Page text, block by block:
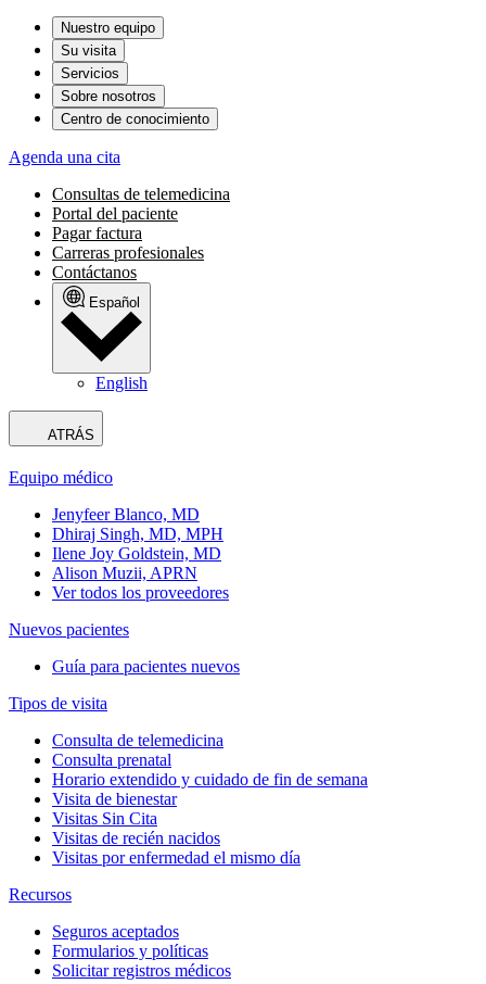
Nuestro equipo
Su visita
Servicios
Sobre nosotros
Centro de conocimiento
Agenda una cita
Consultas de telemedicina
Portal del paciente
Pagar factura
Carreras profesionales
Contáctanos
Español
English
ATRÁS
Equipo médico
Jenyfeer Blanco, MD
Dhiraj Singh, MD, MPH
Ilene Joy Goldstein, MD
Alison Muzii, APRN
Ver todos los proveedores
Nuevos pacientes
Guía para pacientes nuevos
Tipos de visita
Consulta de telemedicina
Consulta prenatal
Horario extendido y cuidado de fin de semana
Visita de bienestar
Visitas Sin Cita
Visitas de recién nacidos
Visitas por enfermedad el mismo día
Recursos
Seguros aceptados
Formularios y políticas
Solicitar registros médicos